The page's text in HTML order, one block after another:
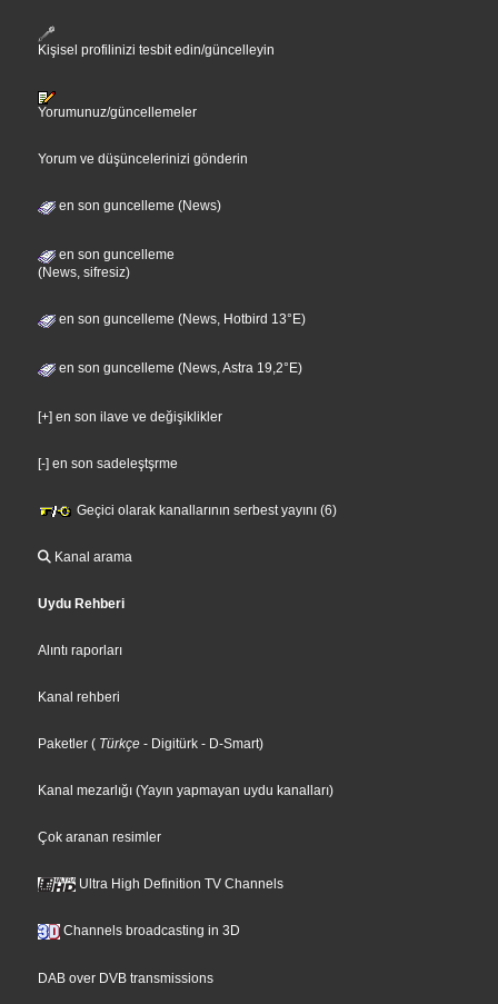
Kişisel profilinizi tesbit edin/güncelleyin
Yorumunuz/güncellemeler
Yorum ve düşüncelerinizi gönderin
en son guncelleme (News)
en son guncelleme
(News, sifresiz)
en son guncelleme (News, Hotbird 13°E)
en son guncelleme (News, Astra 19,2°E)
[+] en son ilave ve değişiklikler
[-] en son sadeleştşrme
Geçici olarak kanallarının serbest yayını (6)
Kanal arama
Uydu Rehberi
Alıntı raporları
Kanal rehberi
Paketler ( Türkçe - Digitürk - D-Smart)
Kanal mezarlığı (Yayın yapmayan uydu kanalları)
Çok aranan resimler
Ultra High Definition TV Channels
Channels broadcasting in 3D
DAB over DVB transmissions